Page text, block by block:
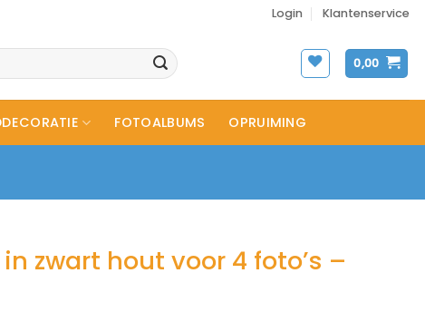
Login Klantenservice
0,00
FOTOALBUMS OPRUIMING
zwart hout voor 4 foto’s –